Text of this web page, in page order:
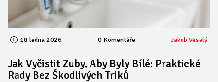
18 ledna 2026 0 Komentáře Jakub Veselý
Jak Vyčistit Zuby, Aby Byly Bílé: Praktické
Rady Bez Škodlivých Triků